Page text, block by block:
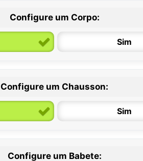
Configure um Corpo:
Sim
6 / 12 meses
Configure um Chausson:
Sim
Configure um Babete: